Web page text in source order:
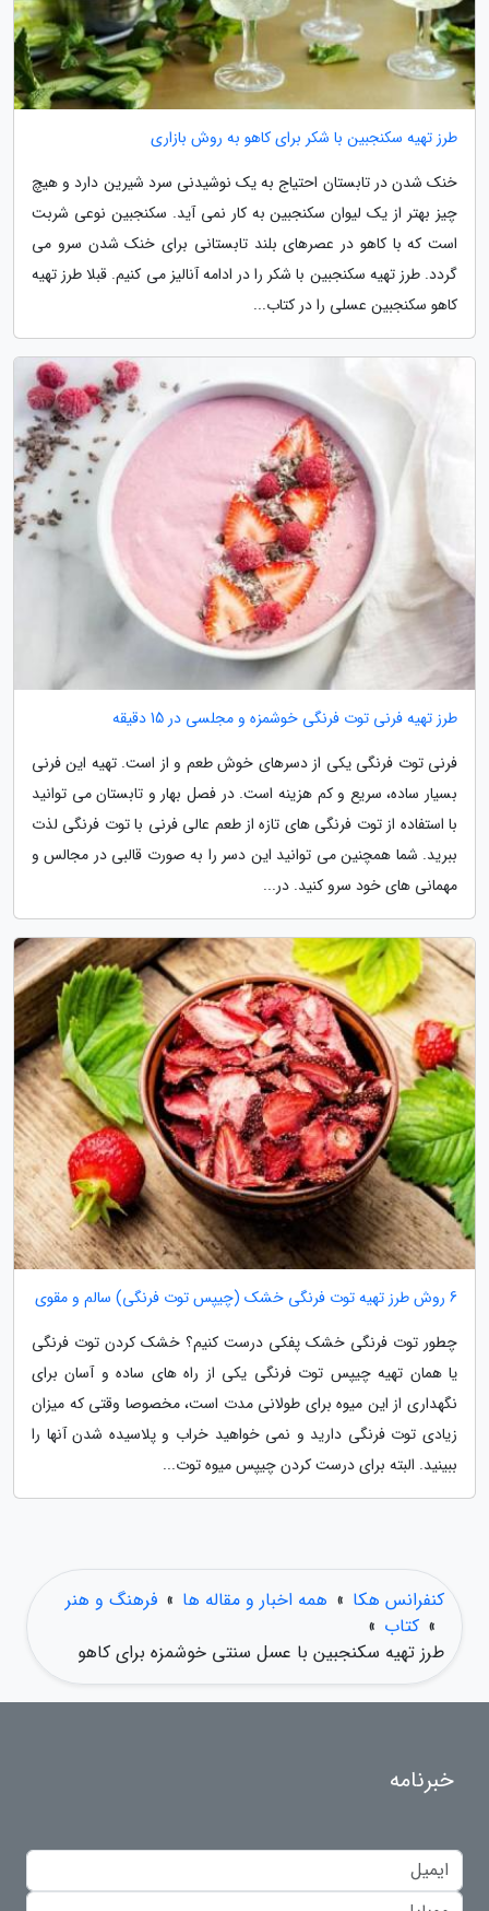
طرز تهیه سکنجبین با شکر برای کاهو به روش بازاری
خنک شدن در تابستان احتیاج به یک نوشیدنی سرد شیرین دارد و هیچ
چیز بهتر از یک لیوان سکنجبین به کار نمی آید. سکنجبین نوعی شربت
است که با کاهو در عصرهای بلند تابستانی برای خنک شدن سرو می
گردد. طرز تهیه سکنجبین با شکر را در ادامه آنالیز می کنیم. قبلا طرز تهیه
کاهو سکنجبین عسلی را در کتاب...
طرز تهیه فرنی توت فرنگی خوشمزه و مجلسی در 15 دقیقه
فرنی توت فرنگی یکی از دسرهای خوش طعم و از است. تهیه این فرنی
بسیار ساده، سریع و کم هزینه است. در فصل بهار و تابستان می توانید
با استفاده از توت فرنگی های تازه از طعم عالی فرنی با توت فرنگی لذت
ببرید. شما همچنین می توانید این دسر را به صورت قالبی در مجالس و
مهمانی های خود سرو کنید. در...
6 روش طرز تهیه توت فرنگی خشک (چیپس توت فرنگی) سالم و مقوی
چطور توت فرنگی خشک پفکی درست کنیم؟ خشک کردن توت فرنگی
یا همان تهیه چیپس توت فرنگی یکی از راه های ساده و آسان برای
نگهداری از این میوه برای طولانی مدت است، مخصوصا وقتی که میزان
زیادی توت فرنگی دارید و نمی خواهید خراب و پلاسیده شدن آنها را
ببینید. البته برای درست کردن چیپس میوه توت...
کنفرانس هکا » همه اخبار و مقاله ها » فرهنگ و هنر
» کتاب »
طرز تهیه سکنجبین با عسل سنتی خوشمزه برای کاهو
خبرنامه